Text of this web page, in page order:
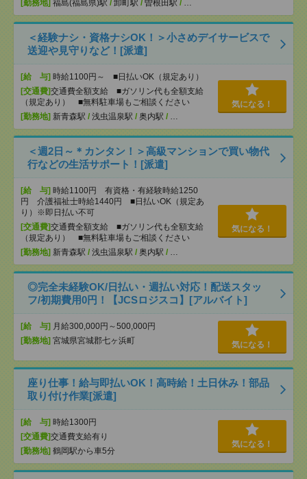
[勤務地] 福島(福島県)駅 / 卸町駅 / 曽根田駅 / …
＜経験ナシ・資格ナシOK！＞小さめデイサービスで
送迎や見守りなど！[派遣]
[給 与] 時給1100円～ ■日払いOK（規定あり）
[交通費]交通費全額支給 ■ガソリン代も全額支給
（規定あり） ■無料駐車場もご相談ください
[勤務地] 新青森駅 / 浅虫温泉駅 / 奥内駅 / …
気になる！
＜週2日～＊カンタン！＞高級マンションで買い物代
行などの生活サポート！[派遣]
[給 与] 時給1100円 有資格・有経験時給1250
円 介護福祉士時給1440円 ■日払いOK（規定あ
り）※即日払い不可
[交通費]交通費全額支給 ■ガソリン代も全額支給
（規定あり） ■無料駐車場もご相談ください
[勤務地] 新青森駅 / 浅虫温泉駅 / 奥内駅 / …
気になる！
◎完全未経験OK/日払い・週払い対応！配送スタッ
フ/初期費用0円！【JCSロジスコ】[アルバイト]
[給 与] 月給300,000円～500,000円
[勤務地] 宮城県宮城郡七ヶ浜町 気になる！
座り仕事！給与即払いOK！高時給！土日休み！部品
取り付け作業[派遣]
[給 与] 時給1300円
[交通費]交通費支給有り
[勤務地] 鶴岡駅から車5分
気になる！